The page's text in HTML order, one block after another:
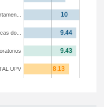
UPV
do...